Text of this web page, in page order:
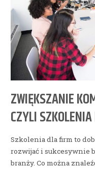
ZWIĘKSZANIE
CZYLI
Szkolenia dla firm to
rozwijać i sukcesywnie
branży. Co można